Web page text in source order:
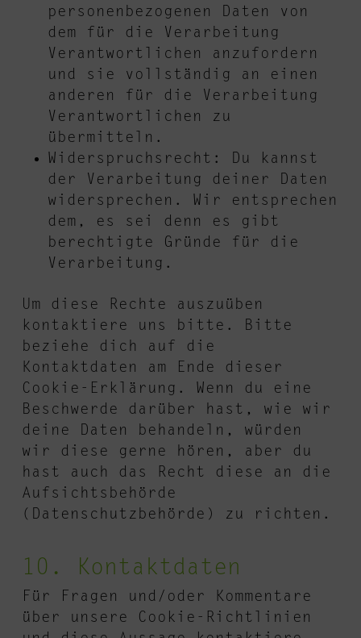
personenbezogenen Daten von
dem für die Verarbeitung
Verantwortlichen anzufordern
und sie vollständig an einen
anderen für die Verarbeitung
Verantwortlichen zu
übermitteln.
Widerspruchsrecht: Du kannst
der Verarbeitung deiner Daten
widersprechen. Wir entsprechen
dem, es sei denn es gibt
berechtigte Gründe für die
Verarbeitung.
Um diese Rechte auszuüben
kontaktiere uns bitte. Bitte
beziehe dich auf die
Kontaktdaten am Ende dieser
Cookie-Erklärung. Wenn du eine
Beschwerde darüber hast, wie wir
deine Daten behandeln, würden
wir diese gerne hören, aber du
hast auch das Recht diese an die
Aufsichtsbehörde
(Datenschutzbehörde) zu richten.
10. Kontaktdaten
Für Fragen und/oder Kommentare
über unsere Cookie-Richtlinien